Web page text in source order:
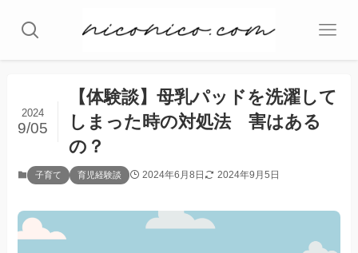
【体験談】母乳パッドを洗濯して
しまった時の対処法 害はある
の？
2024
9/05
子育て 育児経験談 2024年6月8日 2024年9月5日